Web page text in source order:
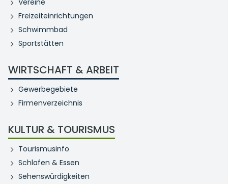
Vereine
Freizeiteinrichtungen
Schwimmbad
Sportstätten
WIRTSCHAFT & ARBEIT
Gewerbegebiete
Firmenverzeichnis
KULTUR & TOURISMUS
Tourismusinfo
Schlafen & Essen
Sehenswürdigkeiten